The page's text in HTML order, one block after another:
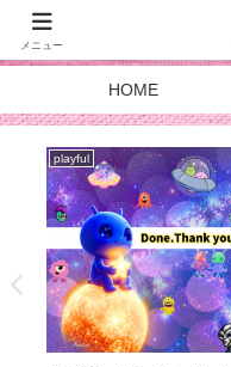
HOME
playful
メニュー